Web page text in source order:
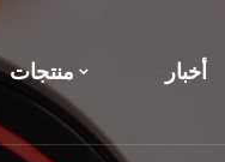
منتجات أخبار